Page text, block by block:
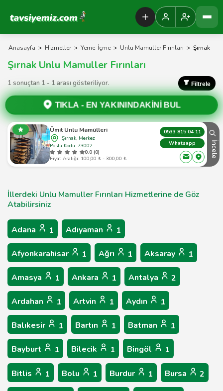
Tavsiyemiz Anasayfa
Anasayfa > Hizmetler > Yeme-İçme > Unlu Mamuller Fırınları > Şırnak
Şırnak Unlu Mamuller Fırınları
1 sonuçtan 1 - 1 arası gösteriliyor. Filtrele
TIKLA - EN YAKININDAKİNİ BUL
Ümit Unlu Mamülleri
Şırnak, Merkez
Posta Kodu: 73002
0.0 (0)
Fiyat Aralığı: 100,00 ₺ - 300,00 ₺
0533 815 04 11
Whatsapp
İncele
İllerdeki Unlu Mamuller Fırınları Hizmetlerine de Göz
Atabilirsiniz
Adana 1 Adıyaman 1
Afyonkarahisar 1 Ağrı 1 Aksaray 1
Amasya 1 Ankara 1 Antalya 2
Ardahan 1 Artvin 1 Aydın 1
Balıkesir 1 Bartın 1 Batman 1
Bayburt 1 Bilecik 1 Bingöl 1
Bitlis 1 Bolu 1 Burdur 1 Bursa 2